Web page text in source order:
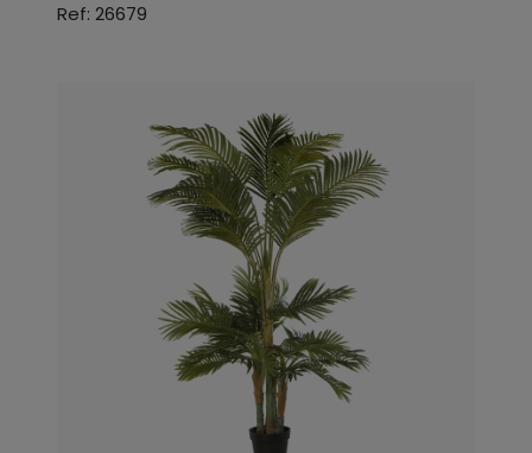
Ref: 26679